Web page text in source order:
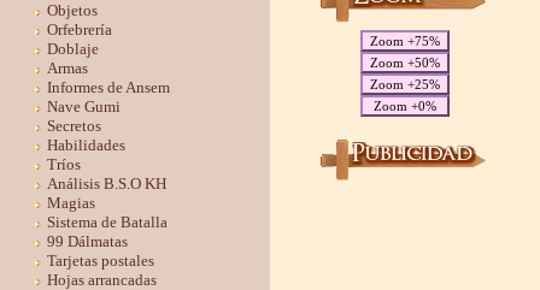
Objetos
Orfebrería
Doblaje
Armas
Informes de Ansem
Nave Gumi
Secretos
Habilidades
Tríos
Análisis B.S.O KH
Magias
Sistema de Batalla
99 Dálmatas
Tarjetas postales
Hojas arrancadas
Zoom +75%
Zoom +50%
Zoom +25%
Zoom +0%